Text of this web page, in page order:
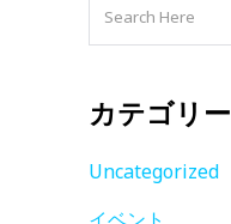
カテゴリー
Uncategorized
イベント